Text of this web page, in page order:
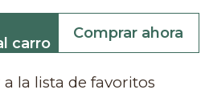
carro
Comprar ahora
la lista de favoritos